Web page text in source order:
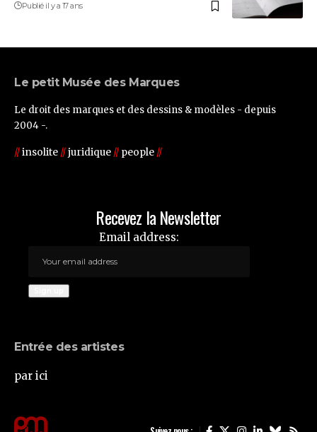
Publié il y a 17 ans
Le petit Musée des Marques
Le droit des marques et des dessins & modèles - depuis
2004 -.
//insolite //juridique // people //
Recevez la Newsletter
Email address:
Entrée des artistes
par ici